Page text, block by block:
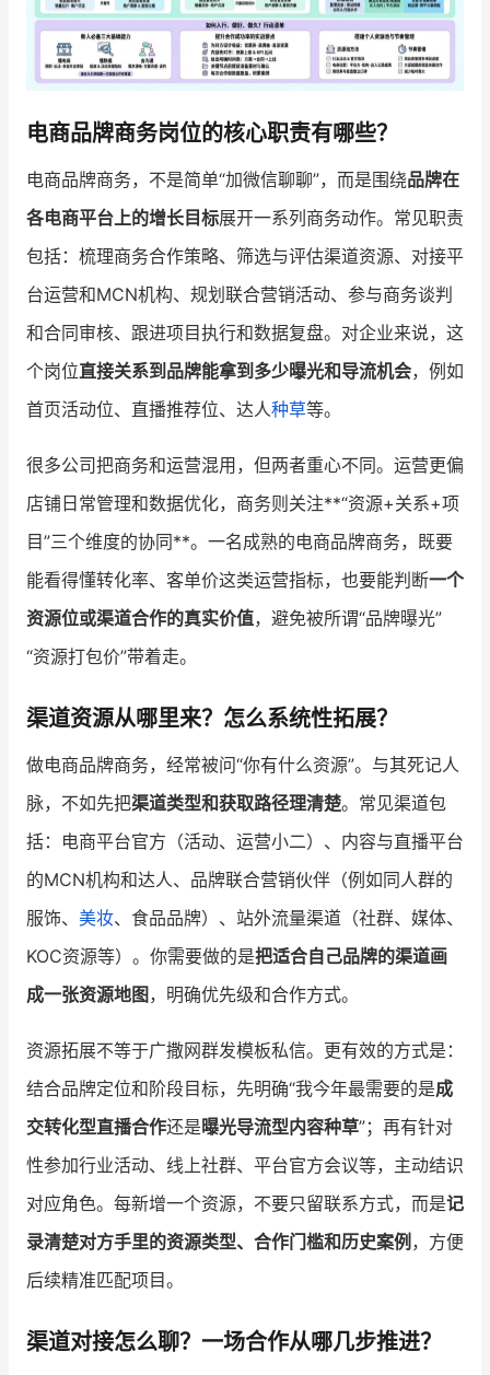
认证服务商 设计服务商
有赞云 数据通服务
电商品牌商务岗位的核心职责有哪些？
电商品牌商务，不是简单“加微信聊聊”，而是围绕品牌在
各电商平台上的增长目标展开一系列商务动作。常见职责
包括：梳理商务合作策略、筛选与评估渠道资源、对接平
台运营和MCN机构、规划联合营销活动、参与商务谈判
和合同审核、跟进项目执行和数据复盘。对企业来说，这
个岗位直接关系到品牌能拿到多少曝光和导流机会，例如
首页活动位、直播推荐位、达人种草等。
很多公司把商务和运营混用，但两者重心不同。运营更偏
店铺日常管理和数据优化，商务则关注**“资源+关系+项
目”三个维度的协同**。一名成熟的电商品牌商务，既要
能看得懂转化率、客单价这类运营指标，也要能判断一个
资源位或渠道合作的真实价值，避免被所谓“品牌曝光”
“资源打包价”带着走。
渠道资源从哪里来？怎么系统性拓展？
做电商品牌商务，经常被问“你有什么资源”。与其死记人
脉，不如先把渠道类型和获取路径理清楚。常见渠道包
括：电商平台官方（活动、运营小二）、内容与直播平台
的MCN机构和达人、品牌联合营销伙伴（例如同人群的
服饰、 美妆、食品品牌）、站外流量渠道（社群、媒体、
KOC资源等）。你需要做的是把适合自己品牌的渠道画
成一张资源地图 ，明确优先级和合作方式。
资源拓展不等于广撒网群发模板私信。更有效的方式是：
结合品牌定位和阶段目标，先明确“我今年最需要的是成
交转化型直播合作还是曝光导流型内容种草”；再有针对
性参加行业活动、线上社群、平台官方会议等，主动结识
对应角色。每新增一个资源，不要只留联系方式，而是记
录清楚对方手里的资源类型、合作门槛和历史案例 ，方便
后续精准匹配项目。
渠道对接怎么聊？一场合作从哪几步推进？